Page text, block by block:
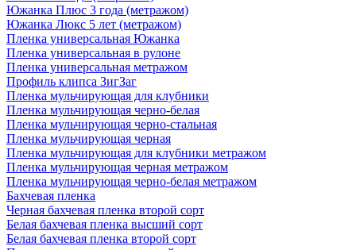
Южанка Плюс 3 года (метражом)
Южанка Люкс 5 лет (метражом)
Пленка универсальная Южанка
Пленка универсальная в рулоне
Пленка универсальная метражом
Профиль клипса ЗигЗаг
Пленка мульчирующая для клубники
Пленка мульчирующая черно-белая
Пленка мульчирующая черно-стальная
Пленка мульчирующая черная
Пленка мульчирующая для клубники метражом
Пленка мульчирующая черная метражом
Пленка мульчирующая черно-белая метражом
Бахчевая пленка
Черная бахчевая пленка второй сорт
Белая бахчевая пленка высший сорт
Белая бахчевая пленка второй сорт